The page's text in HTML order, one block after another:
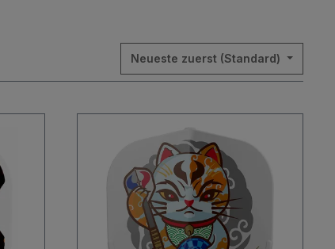
Neueste zuerst (Standard)